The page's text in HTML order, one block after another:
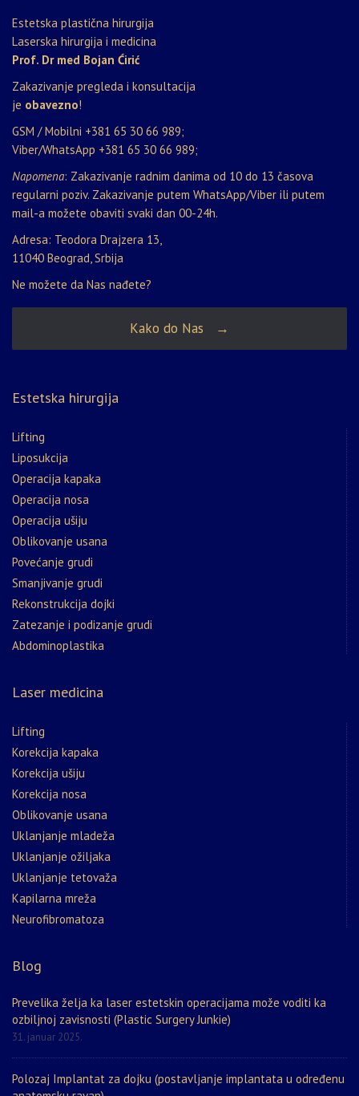
Estetska plastična hirurgija
Laserska hirurgija i medicina
Prof. Dr med Bojan Ćirić
Zakazivanje pregleda i konsultacija
je obavezno!
GSM / Mobilni +381 65 30 66 989;
Viber/WhatsApp +381 65 30 66 989;
Napomena: Zakazivanje radnim danima od 10 do 13 časova
regularni poziv. Zakazivanje putem WhatsApp/Viber ili putem
mail-a možete obaviti svaki dan 00-24h.
Adresa: Teodora Drajzera 13,
11040 Beograd, Srbija
Ne možete da Nas nađete?
Kako do Nas →
Estetska hirurgija
Lifting
Liposukcija
Operacija kapaka
Operacija nosa
Operacija ušiju
Oblikovanje usana
Povećanje grudi
Smanjivanje grudi
Rekonstrukcija dojki
Zatezanje i podizanje grudi
Abdominoplastika
Laser medicina
Lifting
Korekcija kapaka
Korekcija ušiju
Korekcija nosa
Oblikovanje usana
Uklanjanje mladeža
Uklanjanje ožiljaka
Uklanjanje tetovaža
Kapilarna mreža
Neurofibromatoza
Blog
Prevelika želja ka laser estetskin operacijama može voditi ka
ozbiljnoj zavisnosti (Plastic Surgery Junkie)
31. januar 2025.
Polozaj Implantat za dojku (postavljanje implantata u određenu